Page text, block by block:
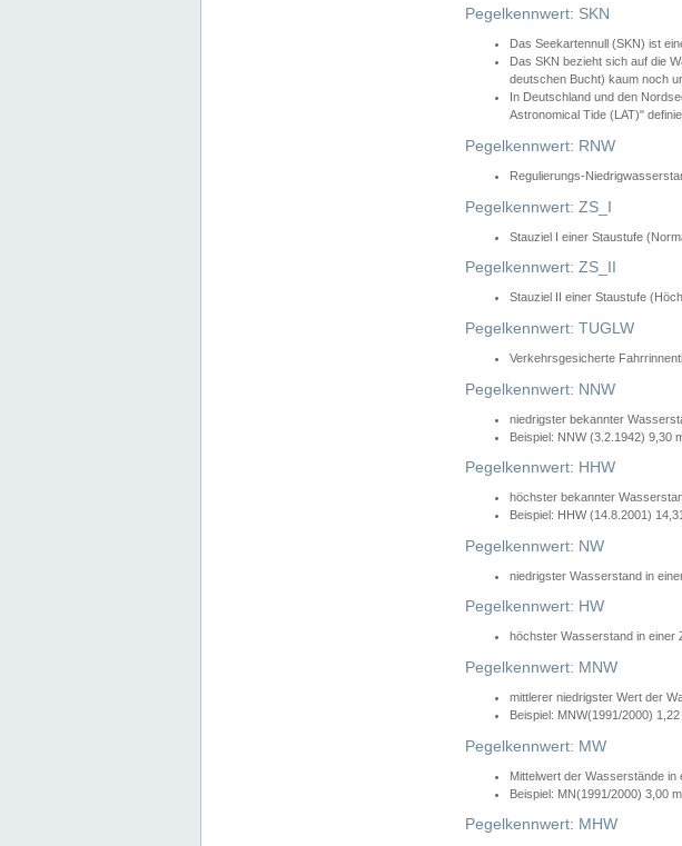
Pegelkennwert: SKN
Das Seekartennull (SKN) ist
Das SKN bezieht sich auf die
deutschen Bucht) kaum noch
In Deutschland und den
Astronomical Tide (LAT)"
Pegelkennwert: RNW
Regulierungs-
Pegelkennwert: ZS_I
Stauziel I einer Staustufe
Pegelkennwert: ZS_II
Stauziel II einer Staustufe
Pegelkennwert: TUGLW
Verkehrsgesicherte
Pegelkennwert: NNW
niedrigster bekannter
Beispiel: NNW (3.2.1942) 9,30
Pegelkennwert: HHW
höchster bekannter
Beispiel: HHW (14.8.2001)
Pegelkennwert: NW
niedrigster Wasserstand in
Pegelkennwert: HW
höchster Wasserstand in einer
Pegelkennwert: MNW
mittlerer niedrigster Wert der
Beispiel: MNW(1991/2000) 1,22
Pegelkennwert: MW
Mittelwert der Wasserstände in
Beispiel: MN(1991/2000) 3,00 m
Pegelkennwert: MHW